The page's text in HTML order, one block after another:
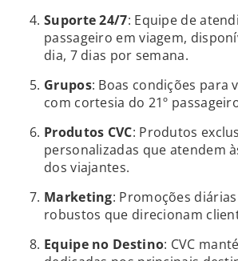
Suporte 24/7: Equipe de
passageiro em viagem,
dia, 7 dias por semana.
Grupos: Boas condições para
com cortesia do 21º
Produtos CVC: Produtos
personalizadas que atendem
dos viajantes.
Marketing: Promoções
robustos que direcionam
Equipe no Destino: CVC